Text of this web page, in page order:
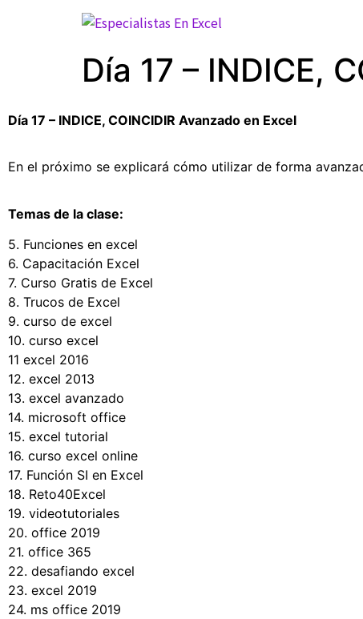
Día 17 – INDICE,
Día 17 – INDICE, COINCIDIR Avanzado en Excel
En el próximo se explicará cómo utilizar de forma
Temas de la clase:
5. Funciones en excel
6. Capacitación Excel
7. Curso Gratis de Excel
8. Trucos de Excel
9. curso de excel
10. curso excel
11 excel 2016
12. excel 2013
13. excel avanzado
14. microsoft office
15. excel tutorial
16. curso excel online
17. Función SI en Excel
18. Reto40Excel
19. videotutoriales
20. office 2019
21. office 365
22. desafiando excel
23. excel 2019
24. ms office 2019